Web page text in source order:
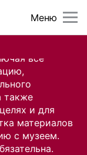
все
также
и для
материалов
с музеем.
Меню